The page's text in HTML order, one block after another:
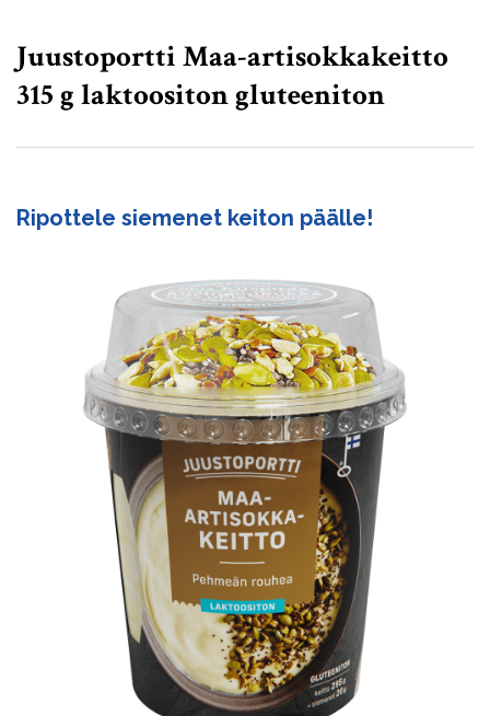
Juustoportti Maa-artisokkakeitto
315 g laktoositon gluteeniton
Ripottele siemenet keiton päälle!